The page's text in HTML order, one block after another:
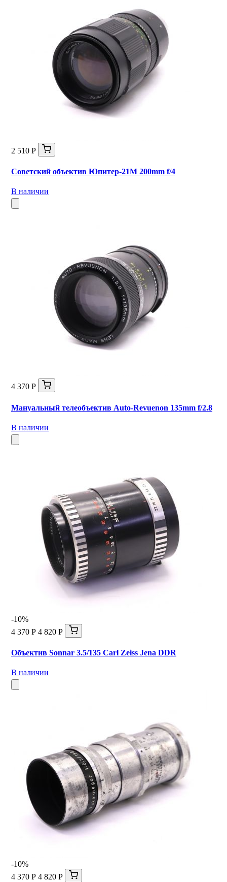
2 510 Р
Советский объектив Юпитер-21М 200mm f/4
В наличии
4 370 Р
Мануальный телеобъектив Auto-Revuenon 135mm f/2.8
В наличии
-10%
4 370 Р 4 820 Р
Объектив Sonnar 3.5/135 Carl Zeiss Jena DDR
В наличии
-10%
4 370 Р 4 820 Р